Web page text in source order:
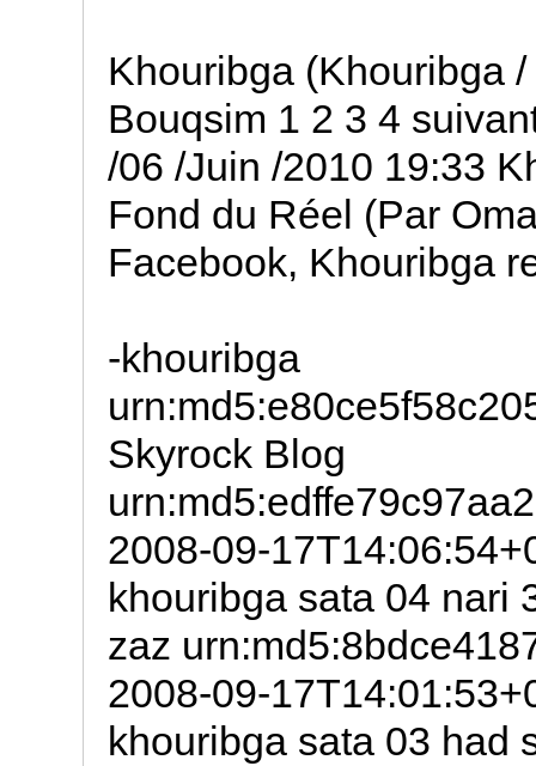
Khouribga (Khouribga
Bouqsim 1 2 3 4
/06 /Juin /2010 19:33
Fond du Réel (Par
Facebook, Khouribga
-khouribga
Skyrock Blog
2008-09-
khouribga sata 04 nari
zaz
2008-09-
khouribga sata 03 had